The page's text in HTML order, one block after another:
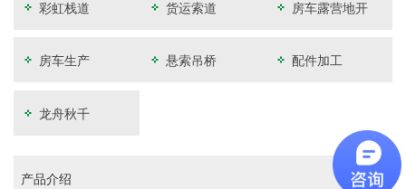
彩虹栈道 货运索道 房车露营地开
发
房车生产 悬索吊桥 配件加工
龙舟秋千
产品介绍